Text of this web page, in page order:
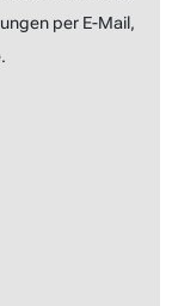
per E-Mail,